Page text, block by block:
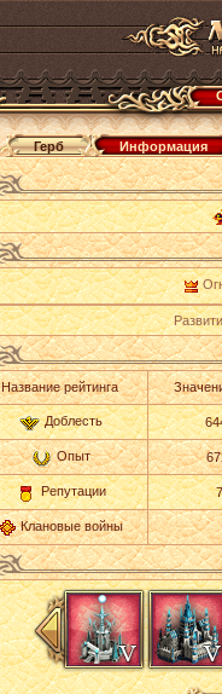
Герб Информация
Название рейтинга
Доблесть
Опыт
Репутации
Клановые войны